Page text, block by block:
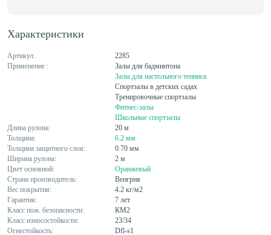
Характеристики
Артикул:
2285
Применение :
Залы для бадминтона
Залы для настольного тенниса
Спортзалы в детских садах
Тренировочные спортзалы
Фитнес-залы
Школьные спортзалы
Длина рулона:
20 м
Толщина:
6.2 мм
Толщина защитного слоя:
0.70 мм
Ширина рулона:
2 м
Цвет основной:
Оранжевый
Страна производитель:
Венгрия
Вес покрытия:
4.2 кг/м2
Гарантия:
7 лет
Класс пож. безопасности:
КМ2
Класс износостойкости:
23/34
Огнестойкость:
Dfl-s1